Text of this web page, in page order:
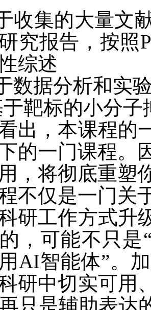
收集的大量文
究报告，按照
综述
数据分析和实
于靶标的小分
出，本课程的
的一门课程。
，将彻底重塑
不仅是一门关
研工作方式升
，可能不只是
AI智能体”。
研中切实可用
只是辅助表达